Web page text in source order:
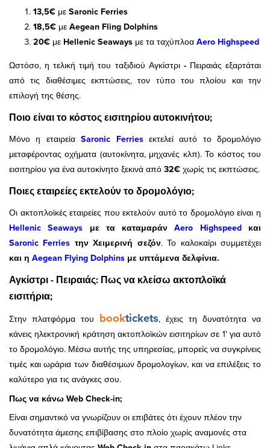
13,5€ με Saronic Ferries
18,5€ με Aegean Fling Dolphins
20€ με Hellenic Seaways με τα ταχύπλοα Aero Highspeed
Ωστόσο, η τελική τιμή του ταξιδιού Αγκίστρι - Πειραιάς εξαρτάται
από τις διαθέσιμες εκπτώσεις, τον τύπο του πλοίου και την
επιλογή της θέσης.
Ποιο είναι το κόστος εισιτηρίου αυτοκινήτου;
Μόνο η εταιρείαSaronic Ferriesεκτελεί αυτό το δρομολόγιο
μεταφέροντας οχήματα (αυτοκίνητα, μηχανές κλπ). Το κόστος του
εισιτηρίου για ένα αυτοκίνητο ξεκινά από 32€ χωρίς τις εκπτώσεις.
Ποιες εταιρείες εκτελούν το δρομολόγιο;
Οι ακτοπλοϊκές εταιρείες που εκτελούν αυτό το δρομολόγιο είναι η
Hellenic Seaways με τα καταμαράνAero Highspeedκαι
Saronic Ferries την Χειμερινή σεζόν. Το καλοκαίρι συμμετέχει
και η Aegean Flying Dolphins με υπτάμενα δελφίνια.
Αγκίστρι- Πειραιάς: Πως να κλείσω ακτοπλοϊκά
εισιτήρια;
Στην πλατφόρμα του booktickets, έχεις τη δυνατότητα να
κάνεις ηλεκτρονική κράτηση ακτοπλοϊκών εισιτηρίων σε 1' για αυτό
το δρομολόγιο. Μέσω αυτής της υπηρεσίας, μπορείς να συγκρίνεις
τιμές και ωράρια των διαθέσιμων δρομολογίων, και να επιλέξεις το
καλύτερο για τις ανάγκες σου.
Πως να κάνω Web Check-in;
Είναι σημαντικό να γνωρίζουν οι επιβάτες ότι έχουν πλέον την
δυνατότητα άμεσης επιβίβασης στο πλοίο χωρίς αναμονές στα